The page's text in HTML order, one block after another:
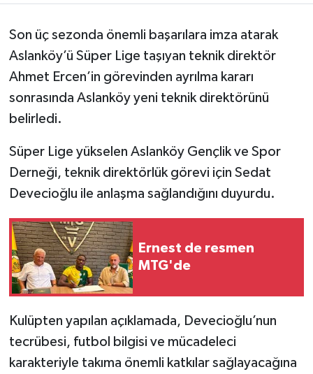
Son üç sezonda önemli başarılara imza atarak
Aslanköy’ü Süper Lige taşıyan teknik direktör
Ahmet Ercen’in görevinden ayrılma kararı
sonrasında Aslanköy yeni teknik direktörünü
belirledi.
Süper Lige yükselen Aslanköy Gençlik ve Spor
Derneği, teknik direktörlük görevi için Sedat
Devecioğlu ile anlaşma sağlandığını duyurdu.
Ernest de resmen
MTG'de
Kulüpten yapılan açıklamada, Devecioğlu’nun
tecrübesi, futbol bilgisi ve mücadeleci
karakteriyle takıma önemli katkılar sağlayacağına